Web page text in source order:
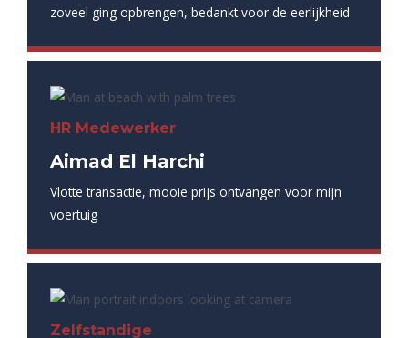
zoveel ging opbrengen, bedankt voor de eerlijkheid
HR Medewerker
Aimad El Harchi
Vlotte transactie, mooie prijs ontvangen voor mijn
voertuig
Zelfstandige